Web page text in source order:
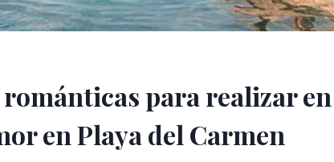
para realizar
en Playa del Carmen